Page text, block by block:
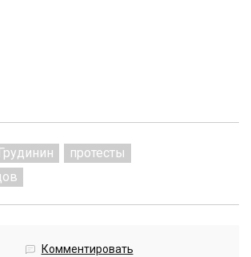
протесты
Комментировать